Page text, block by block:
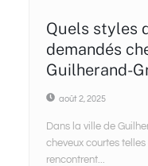
Quels styles
demandés
Guilherand-
août 2, 2025
Dans la ville de
cheveux courtes
rencontrent...